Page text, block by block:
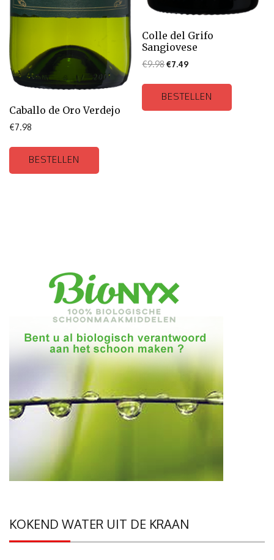
Caballo de Oro Verdejo
€7.98
BESTELLEN
Colle del Grifo
Sangiovese
€9.98€7.49
BESTELLEN
KOKEND WATER UIT DE KRAAN